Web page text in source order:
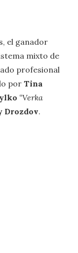
el ganador
mixto de
profesional
por Tina
“Verka
Drozdov.